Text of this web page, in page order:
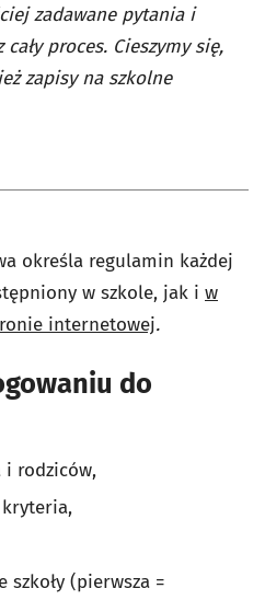
zadawane pytania i
proces. Cieszymy się,
zapisy na szkolne
określa regulamin każdej
w szkole, jak i w
internetowej.
do
i rodziców,
kryteria,
szkoły (pierwsza =